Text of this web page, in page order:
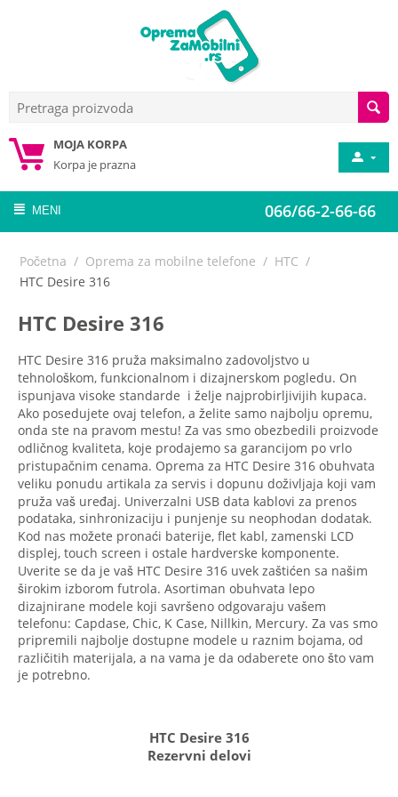
MOJA KORPA
Korpa je prazna
066/66-2-66-66
MENI
Početna / Oprema za mobilne telefone / HTC /
HTC Desire 316
HTC Desire 316
HTC Desire 316 pruža maksimalno zadovoljstvo u
tehnološkom, funkcionalnom i dizajnerskom pogledu. On
ispunjava visoke standarde i želje najprobirljivijih kupaca.
Ako posedujete ovaj telefon, a želite samo najbolju opremu,
onda ste na pravom mestu! Za vas smo obezbedili proizvode
odličnog kvaliteta, koje prodajemo sa garancijom po vrlo
pristupačnim cenama. Oprema za HTC Desire 316 obuhvata
veliku ponudu artikala za servis i dopunu doživljaja koji vam
pruža vaš uređaj. Univerzalni USB data kablovi za prenos
podataka, sinhronizaciju i punjenje su neophodan dodatak.
Kod nas možete pronaći baterije, flet kabl, zamenski LCD
displej, touch screen i ostale hardverske komponente.
Uverite se da je vaš HTC Desire 316 uvek zaštićen sa našim
širokim izborom futrola. Asortiman obuhvata lepo
dizajnirane modele koji savršeno odgovaraju vašem
telefonu: Capdase, Chic, K Case, Nillkin, Mercury. Za vas smo
pripremili najbolje dostupne modele u raznim bojama, od
različitih materijala, a na vama je da odaberete ono što vam
je potrebno.
HTC Desire 316
Rezervni delovi